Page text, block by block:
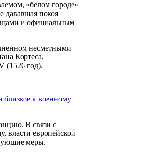
«белом городе»
дававшая покоя
и официальным
несметными
Кортеса,
(1526 год).
к военному
В связи с
власти европейской
меры.